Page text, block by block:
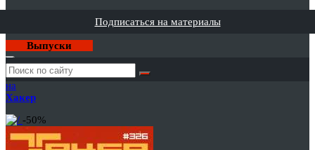
Подписаться на материалы
Выпуски
Годовая
подписка
на
Хакер
-50%